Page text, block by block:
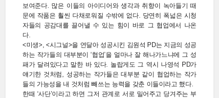
보여준다. 많은 이들의 아이디어와 생각과 취향이 녹아들기 때
문에 작품은 훨씬 다채로워질 수밖에 없다. 당연히 폭넓은 시청
자들의 공감대를 끌어낼 수 있는 힘이 바로 그 협업에서 나온
다.
<미생>, <시그널>을 연달아 성공시킨 김원석 PD는 지금의 성공
하는 작가들의 대부분이 ‘협업’을 얼마나 잘 해나가느냐에 그 성
패가 달려있다고 말한 바 있다. 놀랍게도 그 역시 나영석 PD가
얘기한 것처럼, 성공하는 작가들은 대부분 같이 협업하는 작가
들의 가능성을 내 것처럼 빼쓰는 능력을 갖춘 이들이라고 했다.
한때 ‘사단’이라고 하면 그저 관계로 서로 밀어주고 당겨주는 부